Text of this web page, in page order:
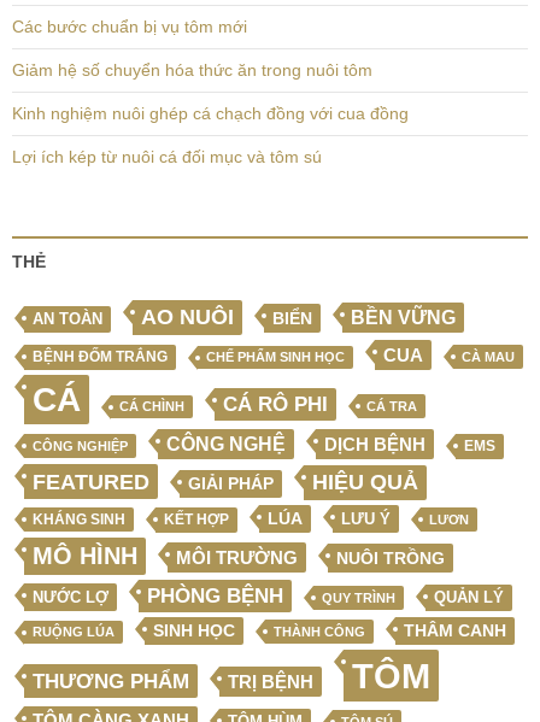
Các bước chuẩn bị vụ tôm mới
Giảm hệ số chuyển hóa thức ăn trong nuôi tôm
Kinh nghiệm nuôi ghép cá chạch đồng với cua đồng
Lợi ích kép từ nuôi cá đối mục và tôm sú
THẺ
AN TOÀN AO NUÔI BIỂN BỀN VỮNG
BỆNH ĐỐM TRẮNG CHẾ PHẨM SINH HỌC CUA CÀ MAU
CÁ CÁ CHÌNH CÁ RÔ PHI CÁ TRA
CÔNG NGHIỆP CÔNG NGHỆ DỊCH BỆNH EMS
FEATURED GIẢI PHÁP HIỆU QUẢ
KHÁNG SINH KẾT HỢP LÚA LƯU Ý LƯƠN
MÔ HÌNH MÔI TRƯỜNG NUÔI TRỒNG
NƯỚC LỢ PHÒNG BỆNH QUY TRÌNH QUẢN LÝ
RUỘNG LÚA SINH HỌC THÀNH CÔNG THÂM CANH
THƯƠNG PHẨM TRỊ BỆNH TÔM